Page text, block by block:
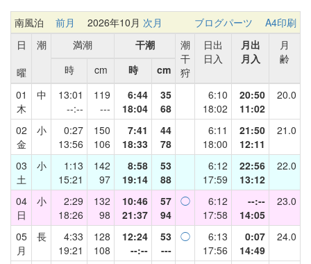
南風泊 前月 2026年10月 次月 ブログパーツ
A4印刷
日
曜
潮 満潮 干潮
潮
干
狩
日出
日入
月出
月入
月
齢
時
cm 時
cm
01
木
中
13:01
--:--
119
---
6:44
18:04
35
68
6:10
18:02
20:50
11:02
20.0
02
金
小
0:27
13:56
150
106
7:41
18:33
44
78
6:11
18:00
21:50
12:11
21.0
03
土
小
1:13
15:21
142
97
8:58
19:14
53
88
6:12
17:59
22:56
13:12
22.0
04
日
小
2:29
18:26
132
98
10:46
21:37
57
94
◯
6:12
17:58
--:--
14:05
23.0
05
月
長
4:33
19:21
128
108
12:24
--:--
53
---
◯
6:13
17:56
0:07
14:49
24.0